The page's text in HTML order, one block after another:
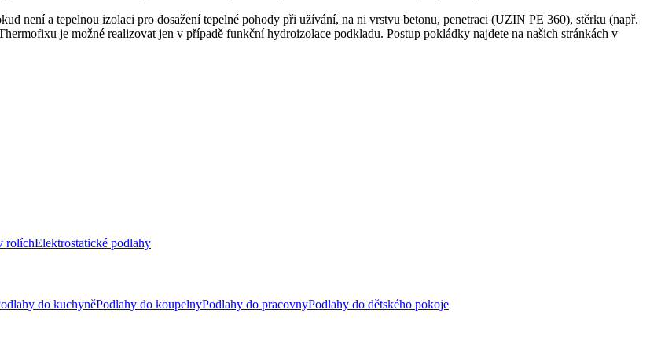
není a tepelnou izolaci pro dosažení tepelné pohody při užívání, na ni vrstvu betonu, penetraci (UZIN PE 360), stěrku (např.
je možné realizovat jen v případě funkční hydroizolace podkladu. Postup pokládky najdete na našich stránkách v
rolíchElektrostatické podlahy
do kuchyněPodlahy do koupelnyPodlahy do pracovnyPodlahy do dětského pokoje